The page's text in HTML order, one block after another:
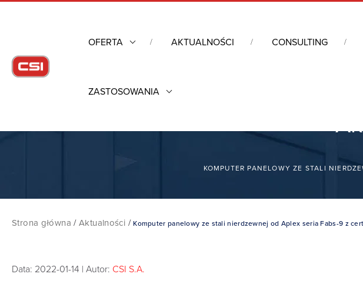
OFERTA AKTUALNOŚCI CONSULTING
ZASTOSOWANIA
KOMPUTER PANELOWY ZE STALI
Strona główna / Aktualności /Komputer panelowy ze stali nierdzewnej od Aplex seria Fabs-9 z
Data: 2022-01-14 | Autor: CSI S.A.